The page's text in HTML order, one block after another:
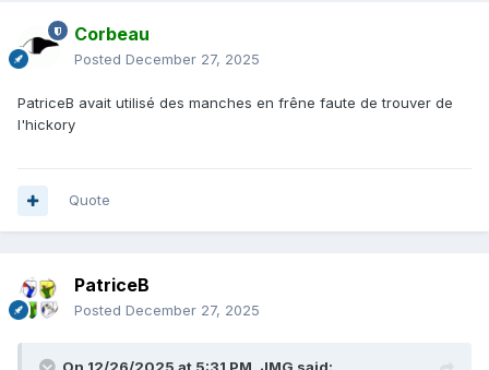
Corbeau
Posted December 27, 2025
PatriceB avait utilisé des manches en frêne faute de trouver de
l'hickory
Quote
PatriceB
Posted December 27, 2025